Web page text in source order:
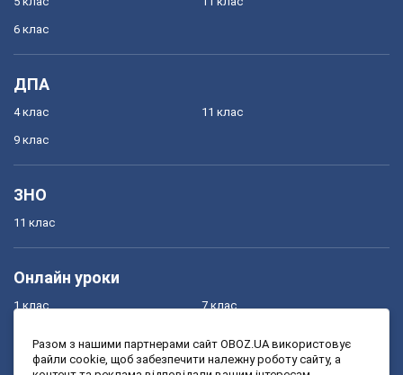
6 клас
ДПА
4 клас
9 клас
11 клас
ЗНО
11 клас
Онлайн уроки
1 клас
3 клас
7 клас
9 клас
Разом з нашими партнерами сайт OBOZ.UA використовує
файли cookie, щоб забезпечити належну роботу сайту, а